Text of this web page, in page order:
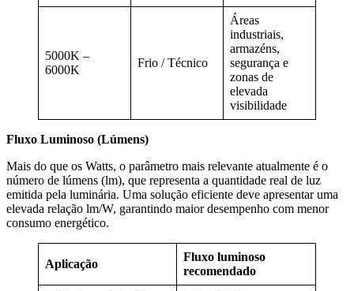
5000K –
6000K
Frio / Técnico
Áreas
industriais,
armazéns,
segurança e
zonas de
elevada
visibilidade
Fluxo Luminoso (Lúmens)
Mais do que os Watts, o parâmetro mais relevante atualmente é o
número de lúmens (lm), que representa a quantidade real de luz
emitida pela luminária. Uma solução eficiente deve apresentar uma
elevada relação lm/W, garantindo maior desempenho com menor
consumo energético.
Aplicação
Fluxo luminoso
recomendado